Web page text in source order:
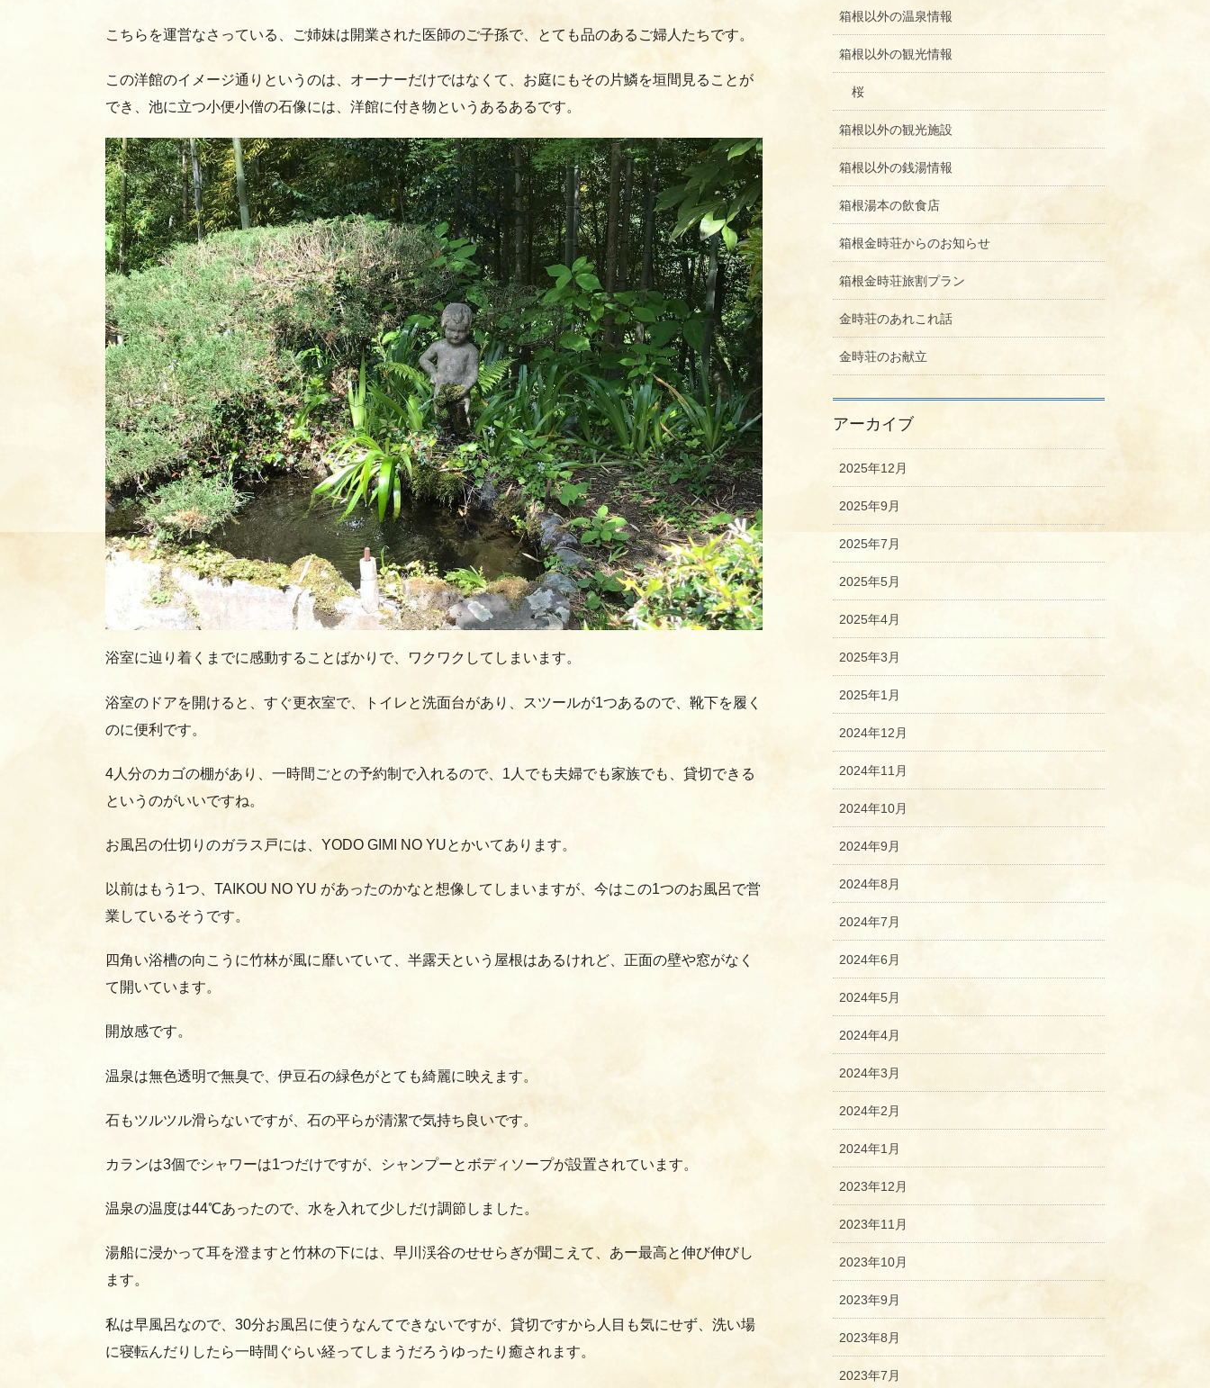
こちらを運営なさっている、ご姉妹は開業された医師のご子孫で、とても品のあるご婦人たちです。
この洋館のイメージ通りというのは、オーナーだけではなくて、お庭にもその片鱗を垣間見ることが
でき、池に立つ小便小僧の石像には、洋館に付き物というあるあるです。
浴室に辿り着くまでに感動することばかりで、ワクワクしてしまいます。
浴室のドアを開けると、すぐ更衣室で、トイレと洗面台があり、スツールが1つあるので、靴下を履く
のに便利です。
4人分のカゴの棚があり、一時間ごとの予約制で入れるので、1人でも夫婦でも家族でも、貸切できる
というのがいいですね。
お風呂の仕切りのガラス戸には、YODO GIMI NO YUとかいてあります。
以前はもう1つ、TAIKOU NO YU があったのかなと想像してしまいますが、今はこの1つのお風呂で営
業しているそうです。
四角い浴槽の向こうに竹林が風に靡いていて、半露天という屋根はあるけれど、正面の壁や窓がなく
て開いています。
開放感です。
温泉は無色透明で無臭で、伊豆石の緑色がとても綺麗に映えます。
石もツルツル滑らないですが、石の平らが清潔で気持ち良いです。
カランは3個でシャワーは1つだけですが、シャンプーとボディソープが設置されています。
温泉の温度は44℃あったので、水を入れて少しだけ調節しました。
湯船に浸かって耳を澄ますと竹林の下には、早川渓谷のせせらぎが聞こえて、あー最高と伸び伸びし
ます。
私は早風呂なので、30分お風呂に使うなんてできないですが、貸切ですから人目も気にせず、洗い場
に寝転んだりしたら一時間ぐらい経ってしまうだろうゆったり癒されます。
箱根以外の温泉情報
箱根以外の観光情報
桜
箱根以外の観光施設
箱根以外の銭湯情報
箱根湯本の飲食店
箱根金時荘からのお知らせ
箱根金時荘旅割プラン
金時荘のあれこれ話
金時荘のお献立
アーカイブ
2025年12月
2025年9月
2025年7月
2025年5月
2025年4月
2025年3月
2025年1月
2024年12月
2024年11月
2024年10月
2024年9月
2024年8月
2024年7月
2024年6月
2024年5月
2024年4月
2024年3月
2024年2月
2024年1月
2023年12月
2023年11月
2023年10月
2023年9月
2023年8月
2023年7月